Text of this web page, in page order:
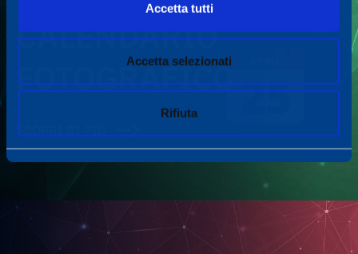
Accetta tutti
Accetta selezionati
Rifiuta
CALENDARIO
FOTOGRAFICO
SCOPRI DI PIÙ